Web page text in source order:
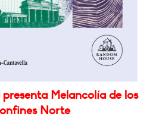
Melancolía de los
Norte